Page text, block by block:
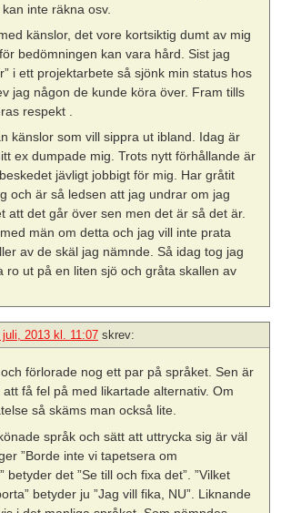
inte räkna osv.
känslor, det vore kortsiktig dumt av mig
bedömningen kan vara hård. Sist jag
i ett projektarbete så sjönk min status hos
jag någon de kunde köra över. Fram tills
respekt .
känslor som vill sippra ut ibland. Idag är
ex dumpade mig. Trots nytt förhållande är
jävligt jobbigt för mig. Har gråtit
och är så ledsen att jag undrar om jag
att det går över sen men det är så det är.
män om detta och jag vill inte prata
av de skäl jag nämnde. Så idag tog jag
ro ut på en liten sjö och gråta skallen av
juli, 2013 kl. 11:07 skrev:
förlorade nog ett par på språket. Sen är
få fel på med likartade alternativ. Om
så skäms man också lite.
språk och sätt att uttrycka sig är väl
”Borde inte vi tapetsera om
betyder det ”Se till och fixa det”. ”Vilket
betyder ju ”Jag vill fika, NU”. Liknande